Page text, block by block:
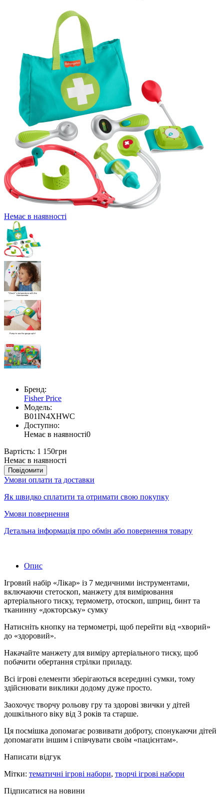
Немає в наявності
Бренд:
Fisher Price
Модель:
B01IN4XHWC
Доступно:
Немає в наявності0
Вартість: 1 150грн
Немає в наявності
Повідомити
Умови оплати та доставки
Як швидко сплатити та отримати свою покупку
Умови повернення
Детальна інформація про обмін або повернення товару
Опис
Ігровий набір «Лікар» із 7 медичними інструментами,
включаючи стетоскоп, манжету для вимірювання
артеріального тиску, термометр, отоскоп, шприц, бинт та
тканинну «докторську» сумку
Натисніть кнопку на термометрі, щоб перейти від «хворий»
до «здоровий».
Накачайте манжету для виміру артеріального тиску, щоб
побачити обертання стрілки приладу.
Всі ігрові елементи зберігаються всередині сумки, тому
здійснювати виклики додому дуже просто.
Заохочує творчу рольову гру та здорові звички у дітей
дошкільного віку від 3 років та старше.
Ця посмішка допомагає розвивати доброту, спонукаючи дітей
допомагати іншим і співчувати своїм «пацієнтам».
Написати відгук
Мітки: тематичні ігрові набори, творчі ігрові набори
Підписатися на новини